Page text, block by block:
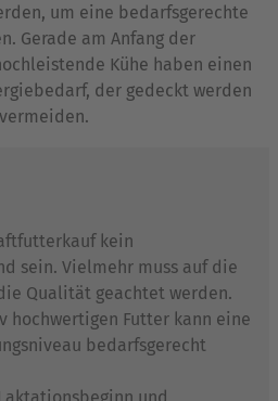
um eine bedarfsgerechte
Gerade am Anfang der
Kühe haben einen
der gedeckt werden
kein
sein. Vielmehr muss auf die
Qualität geachtet werden.
Futter kann eine
bedarfsgerecht